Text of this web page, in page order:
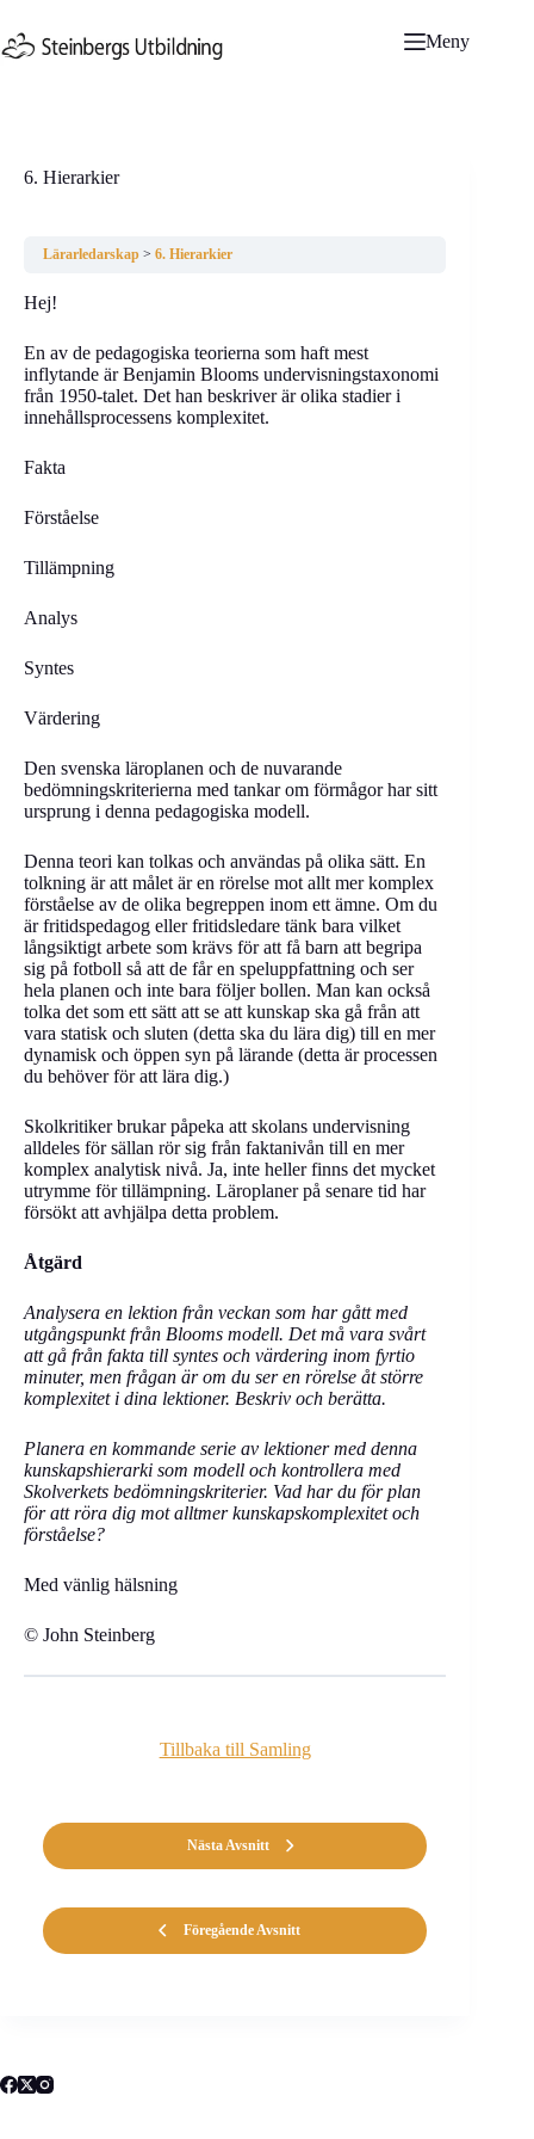
till
innehåll
Meny
6. Hierarkier
Lärarledarskap 6. Hierarkier
Hej!
En av de pedagogiska teorierna som haft mest
inflytande är Benjamin Blooms undervisningstaxonomi
från 1950-talet. Det han beskriver är olika stadier i
innehållsprocessens komplexitet.
Fakta
Förståelse
Tillämpning
Analys
Syntes
Värdering
Den svenska läroplanen och de nuvarande
bedömningskriterierna med tankar om förmågor har sitt
ursprung i denna pedagogiska modell.
Denna teori kan tolkas och användas på olika sätt. En
tolkning är att målet är en rörelse mot allt mer komplex
förståelse av de olika begreppen inom ett ämne. Om du
är fritidspedagog eller fritidsledare tänk bara vilket
långsiktigt arbete som krävs för att få barn att begripa
sig på fotboll så att de får en speluppfattning och ser
hela planen och inte bara följer bollen. Man kan också
tolka det som ett sätt att se att kunskap ska gå från att
vara statisk och sluten (detta ska du lära dig) till en mer
dynamisk och öppen syn på lärande (detta är processen
du behöver för att lära dig.)
Skolkritiker brukar påpeka att skolans undervisning
alldeles för sällan rör sig från faktanivån till en mer
komplex analytisk nivå. Ja, inte heller finns det mycket
utrymme för tillämpning. Läroplaner på senare tid har
försökt att avhjälpa detta problem.
Åtgärd
Analysera en lektion från veckan som har gått med
utgångspunkt från Blooms modell. Det må vara svårt
att gå från fakta till syntes och värdering inom fyrtio
minuter, men frågan är om du ser en rörelse åt större
komplexitet i dina lektioner. Beskriv och berätta.
Planera en kommande serie av lektioner med denna
kunskapshierarki som modell och kontrollera med
Skolverkets bedömningskriterier. Vad har du för plan
för att röra dig mot alltmer kunskapskomplexitet och
förståelse?
Med vänlig hälsning
© John Steinberg
Föregående Avsnitt
Tillbaka till Samling
Nästa Avsnitt